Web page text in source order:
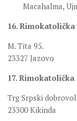
Macahalma,
16.
M. Tita 95.
23327 Jazovo
17.
Trg Srpski
23300 Kikinda